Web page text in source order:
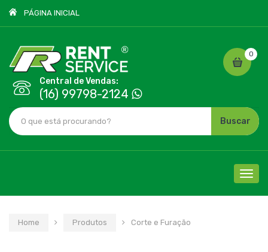
PÁGINA INICIAL
Central de Vendas:
(16) 99798-2124
0
Buscar
Home
Produtos Corte e Furação